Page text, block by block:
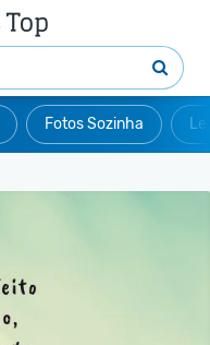
Fotos Sozinha